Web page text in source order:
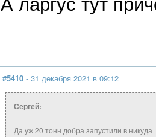
#5410 - 31 декабря 2021 в 09:12
Сергей:
Да уж 20 тонн добра запустили в никуда